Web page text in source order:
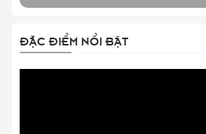
ĐẶC ĐIỂM NỔI BẬT